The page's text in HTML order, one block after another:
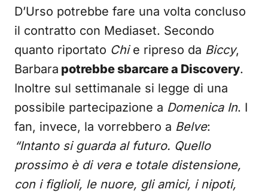
D’Urso potrebbe fare una volta concluso
il contratto con Mediaset. Secondo
quanto riportato Chi e ripreso da Biccy,
Barbara potrebbe sbarcare a Discovery.
Inoltre sul settimanale si legge di una
possibile partecipazione a Domenica In. I
fan, invece, la vorrebbero a Belve:
“Intanto si guarda al futuro. Quello
prossimo è di vera e totale distensione,
con i figlioli, le nuore, gli amici, i nipoti,